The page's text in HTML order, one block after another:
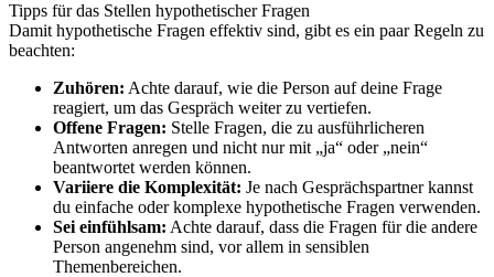
Tipps für das Stellen hypothetischer Fragen
Damit hypothetische Fragen effektiv sind, gibt es ein paar Regeln zu
beachten:
Zuhören: Achte darauf, wie die Person auf deine Frage
reagiert, um das Gespräch weiter zu vertiefen.
Offene Fragen: Stelle Fragen, die zu ausführlicheren
Antworten anregen und nicht nur mit „ja“ oder „nein“
beantwortet werden können.
Variiere die Komplexität: Je nach Gesprächspartner kannst
du einfache oder komplexe hypothetische Fragen verwenden.
Sei einfühlsam: Achte darauf, dass die Fragen für die andere
Person angenehm sind, vor allem in sensiblen
Themenbereichen.